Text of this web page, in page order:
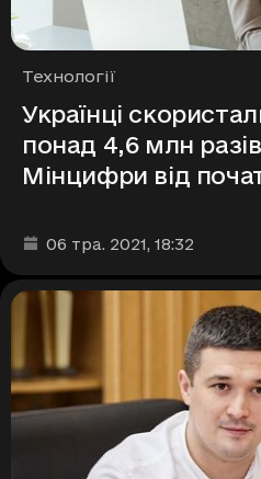
Рубрики
Технології
Українці
понад 4,6 млн
Мінцифри від
Дата та час публікації
06 тра. 2021, 18:32